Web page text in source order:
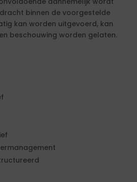
binnen de voorgestelde
kan worden uitgevoerd, kan
beschouwing worden gelaten.